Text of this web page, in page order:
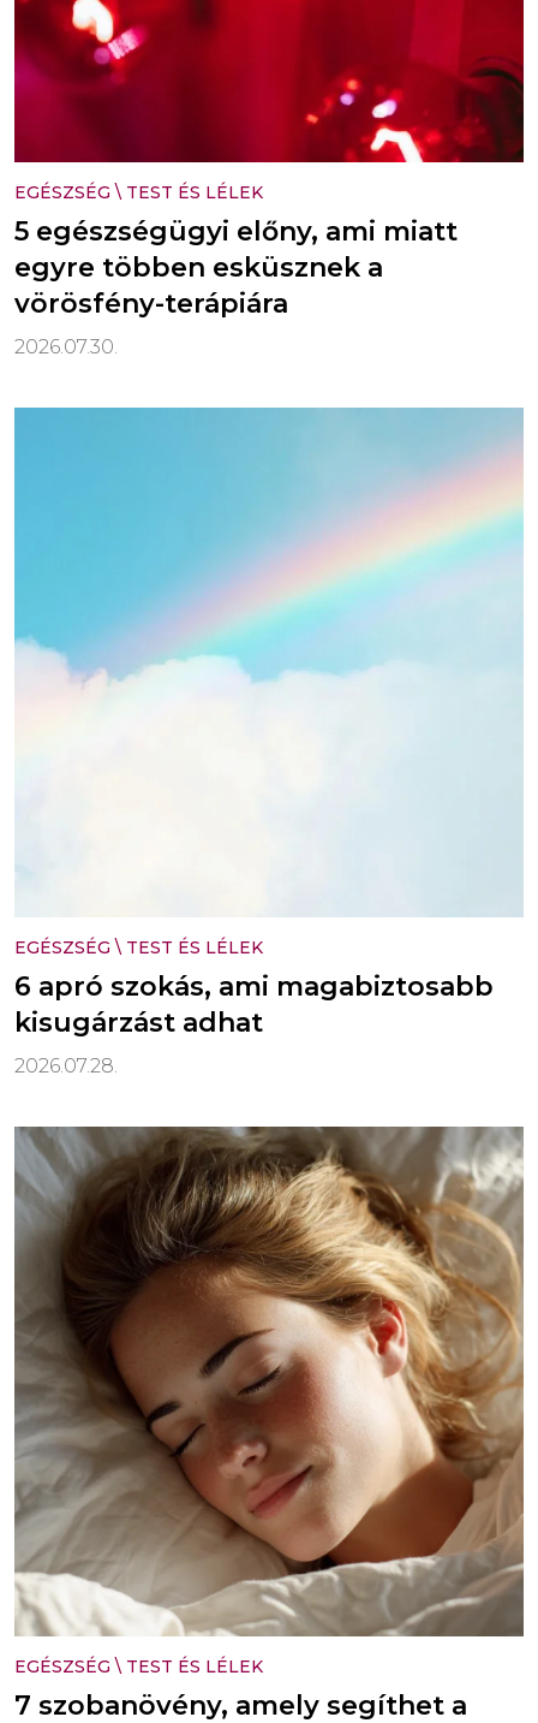
EGÉSZSÉG \ TEST ÉS LÉLEK
5 egészségügyi előny, ami miatt
egyre többen esküsznek a
vörösfény-terápiára
2026.07.30.
EGÉSZSÉG \ TEST ÉS LÉLEK
6 apró szokás, ami magabiztosabb
kisugárzást adhat
2026.07.28.
EGÉSZSÉG \ TEST ÉS LÉLEK
7 szobanövény, amely segíthet a